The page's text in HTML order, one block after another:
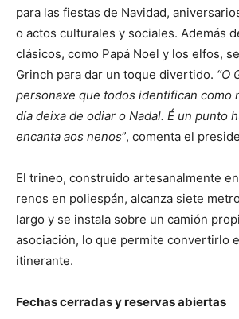
para las fiestas de Navidad,
o actos culturales y sociales. Además
clásicos, como Papá Noel y los elfos,
Grinch para dar un toque divertido. “O
personaxe que todos identifican como
día deixa de odiar o Nadal. É un punto
encanta aos nenos”, comenta el
El trineo, construido artesanalmente
renos en poliespán, alcanza siete
largo y se instala sobre un camión
asociación, lo que permite convertirlo
itinerante.
Fechas cerradas y reservas abiertas